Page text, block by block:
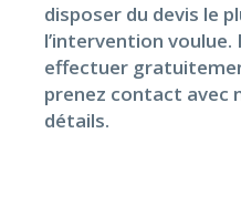
disposer du devis le
l’intervention voulue.
effectuer
prenez contact avec
détails.